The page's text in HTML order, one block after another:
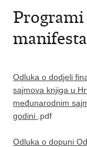
Odluka o dodjeli
sajmova knjiga u
međunarodnim
godini .pdf
Odluka o dopuni